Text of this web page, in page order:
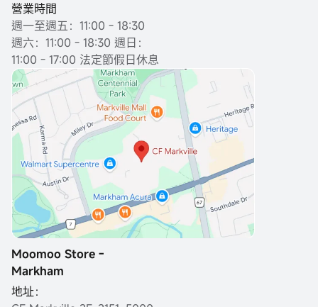
營業時間
週一至週五：11:00 - 18:30
週六：11:00 - 18:30 週日：
11:00 - 17:00 法定節假日休息
Moomoo Store -
Markham
地址：